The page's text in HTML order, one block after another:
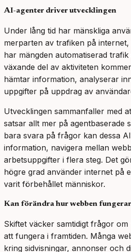
AI-agenter driver utvecklingen
Under lång tid har mänskliga
merparten av trafiken på
har mängden automatiserad
växande del av aktiviteten
hämtar information, analyserar
uppgifter på uppdrag av
Utvecklingen sammanfaller med
satsar allt mer på agentbaserade
bara svara på frågor kan dessa
information, navigera mellan
arbetsuppgifter i flera steg. Det
högre grad använder internet på
varit förbehållet människor.
Kan förändra hur webben fungerar
Skiftet väcker samtidigt frågor
att fungera i framtiden. Många
kring sidvisningar, annonser och